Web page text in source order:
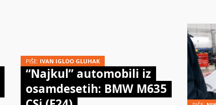
PIŠE: IVAN IGLOO GLUHAK
“Najkul” automobili iz
osamdesetih: BMW M635